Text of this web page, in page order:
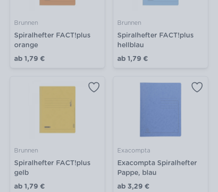
Brunnen
Spiralhefter FACT!plus
orange
ab 1,79 €
Brunnen
Spiralhefter FACT!plus
hellblau
ab 1,79 €
Brunnen
Spiralhefter FACT!plus
gelb
ab 1,79 €
Exacompta
Exacompta Spiralhefter
Pappe, blau
ab 3,29 €